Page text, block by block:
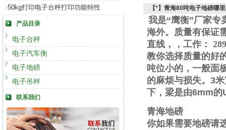
·50kg打印电子台秤打印功能特性
产品目录
电子台秤
电子汽车衡
电子地磅
电子吊秤
联系我们
【*】青海80吨电子地磅哪
我是“鹰衡”厂家专
海外。质量有保证
直线 ， ，工作 ：
教你选择质量的好
吨位小的，一般面
的麻烦与损失。 3
下，梁是由6mm的
青海地磅
你如果需要地磅请